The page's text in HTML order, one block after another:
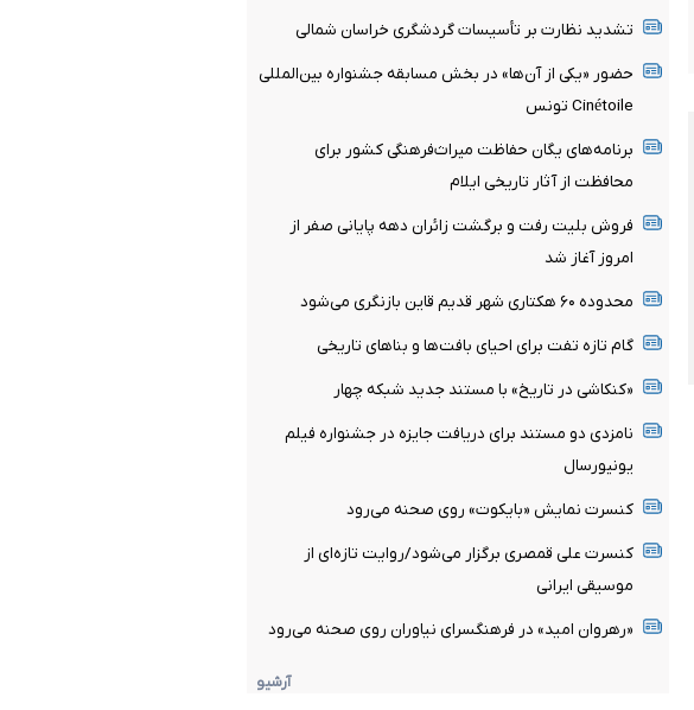
تشدید نظارت بر تأسیسات گردشگری خراسان شمالی
حضور «یکی از آن‌ها» در بخش مسابقه جشنواره بین‌المللی
Cinétoile تونس
برنامه‌های یگان حفاظت میراث‌فرهنگی کشور برای
محافظت از آثار تاریخی ایلام
فروش بلیت رفت و برگشت زائران دهه پایانی صفر از
امروز آغاز شد
محدوده ۶۰ هکتاری شهر قدیم قاین بازنگری می‌شود
گام تازه تفت برای احیای بافت‌ها و بناهای تاریخی
«کنکاشی در تاریخ» با مستند جدید شبکه چهار
نامزدی دو مستند برای دریافت جایزه در جشنواره فیلم
یونیورسال
کنسرت نمایش «بایکوت» روی صحنه می‌رود
کنسرت علی قمصری برگزار می‌شود/روایت تازه‌ای از
موسیقی ایرانی
«رهروان امید» در فرهنگسرای نیاوران روی صحنه می‌رود
آرشیو